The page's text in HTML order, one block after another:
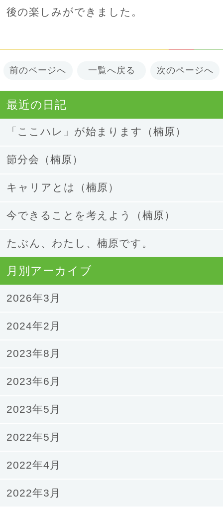
後の楽しみができました。
前のページへ 一覧へ戻る 次のページへ
最近の日記
「ここハレ」が始まります（楠原）
節分会（楠原）
キャリアとは（楠原）
今できることを考えよう（楠原）
たぶん、わたし、楠原です。
月別アーカイブ
2026年3月
2024年2月
2023年8月
2023年6月
2023年5月
2022年5月
2022年4月
2022年3月